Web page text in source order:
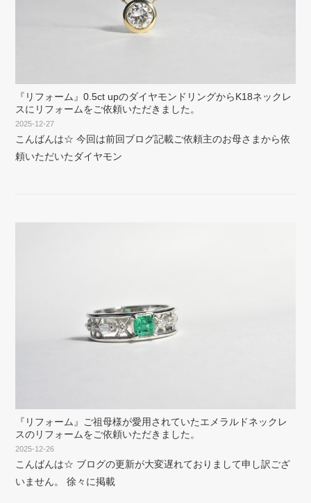
『リフォーム』0.5ct upのダイヤモンドリングからK18ネックレ
スにリフォームをご依頼いただきました。
2025-12-27
こんばんは☆ 今回は前回ブログ記載ご依頼主のお母さまから依
頼いただいたダイヤモン
『リフォーム』ご祖母様が愛用されていたエメラルドネックレ
スのリフォームをご依頼いただきました。
2025-12-26
こんばんは☆ ブログの更新が大変遅れておりまして申し訳ござ
いません。 徐々に掲載